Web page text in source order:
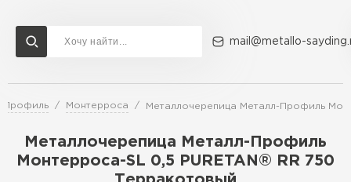
mail@metallo-
Профиль Монтерроса Металлочерепица Металл-Профиль
Металлочерепица Металл-Профиль
Монтерроса-SL 0,5 PURETAN® RR 750
Доставка и оплата Акции О компании Контакты
Перейти в каталог